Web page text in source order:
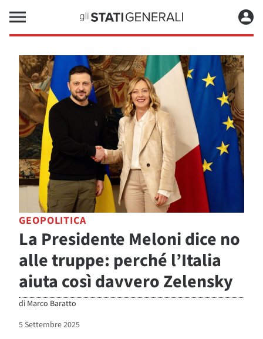
GEOPOLITICA
La Presidente Meloni dice no
alle truppe: perché l’Italia
aiuta così davvero Zelensky
di Marco Baratto
5 Settembre 2025